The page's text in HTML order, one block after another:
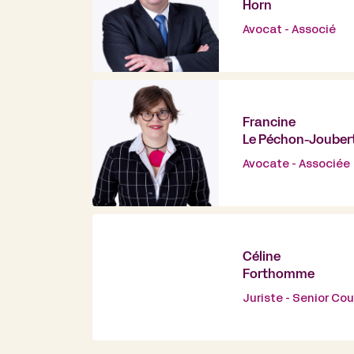
Horn
Avocat - Associé
Francine
Le Péchon-
Avocate - Associée
Céline
Forthomme
Juriste - Senior